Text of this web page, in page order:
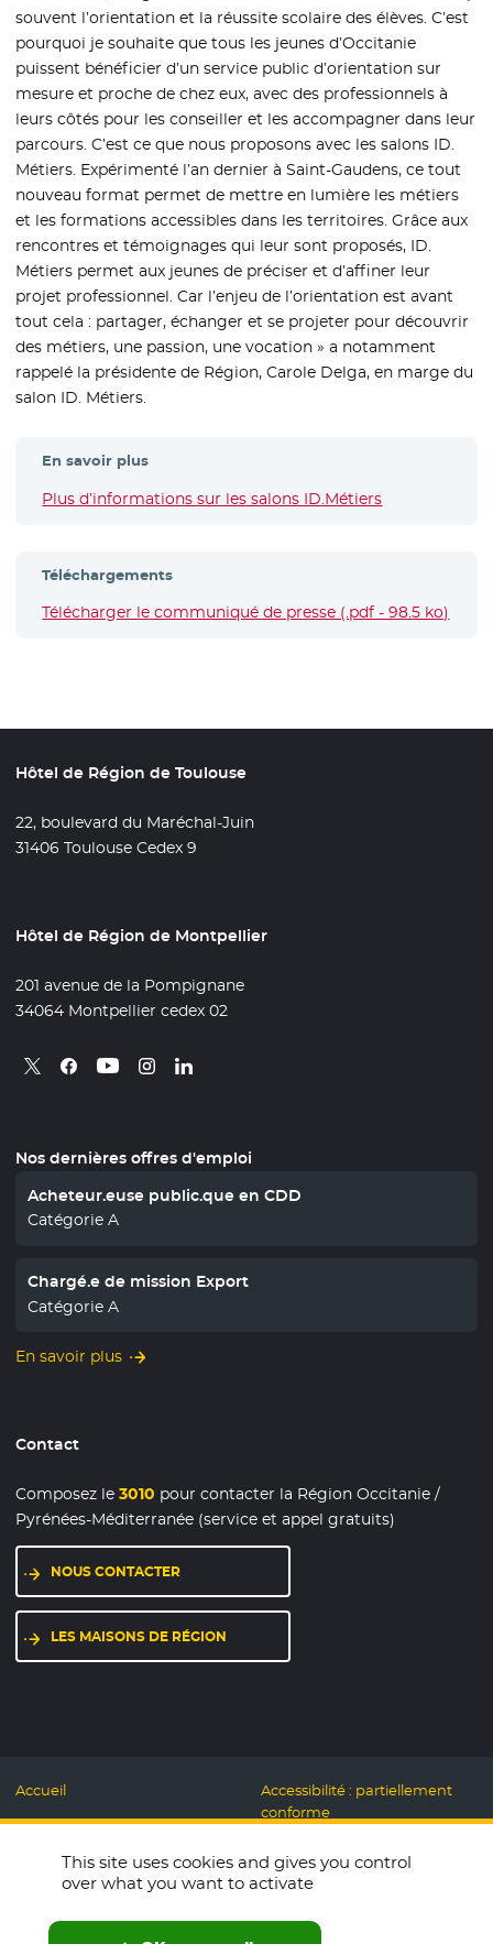
souvent l’orientation et la réussite scolaire des élèves. C’est
pourquoi je souhaite que tous les jeunes d’Occitanie
puissent bénéficier d’un service public d’orientation sur
mesure et proche de chez eux, avec des professionnels à
leurs côtés pour les conseiller et les accompagner dans leur
parcours. C’est ce que nous proposons avec les salons ID.
Métiers. Expérimenté l’an dernier à Saint-Gaudens, ce tout
nouveau format permet de mettre en lumière les métiers
et les formations accessibles dans les territoires. Grâce aux
rencontres et témoignages qui leur sont proposés, ID.
Métiers permet aux jeunes de préciser et d’affiner leur
projet professionnel. Car l’enjeu de l’orientation est avant
tout cela : partager, échanger et se projeter pour découvrir
des métiers, une passion, une vocation » a notamment
rappelé la présidente de Région, Carole Delga, en marge du
salon ID. Métiers.
En savoir plus
Plus d’informations sur les salons ID.Métiers
Téléchargements
Télécharger le communiqué de presse (.pdf - 98.5 ko)
Hôtel de Région de Toulouse
22, boulevard du Maréchal-Juin
31406 Toulouse Cedex 9
Hôtel de Région de Montpellier
201 avenue de la Pompignane
34064 Montpellier cedex 02
Retrouvez nous sur X
- Nouvelle fenêtre
Retrouvez nous sur Facebook
- Nouvelle fenêtre
Retrouvez nous sur Youtube
- Nouvelle fenêtre
Retrouvez nous sur Instagram
- Nouvelle fenêtre
Retrouvez nous sur Linkedin
- Nouvelle fenêtre
Nos dernières offres d'emploi
Acheteur.euse public.que en CDD
Catégorie A
Chargé.e de mission Export
Catégorie A
En savoir plus
Contact
Composez le3010 pour contacter la Région Occitanie /
Pyrénées-Méditerranée (service et appel gratuits)
NOUS CONTACTER
LES MAISONS DE RÉGION
Accueil
Mentions légales
Données personnelles et
Cookies
Espace presse
Accessibilité : partiellement
conforme
Responsable
This site uses cookies and gives you control
over what you want to activate